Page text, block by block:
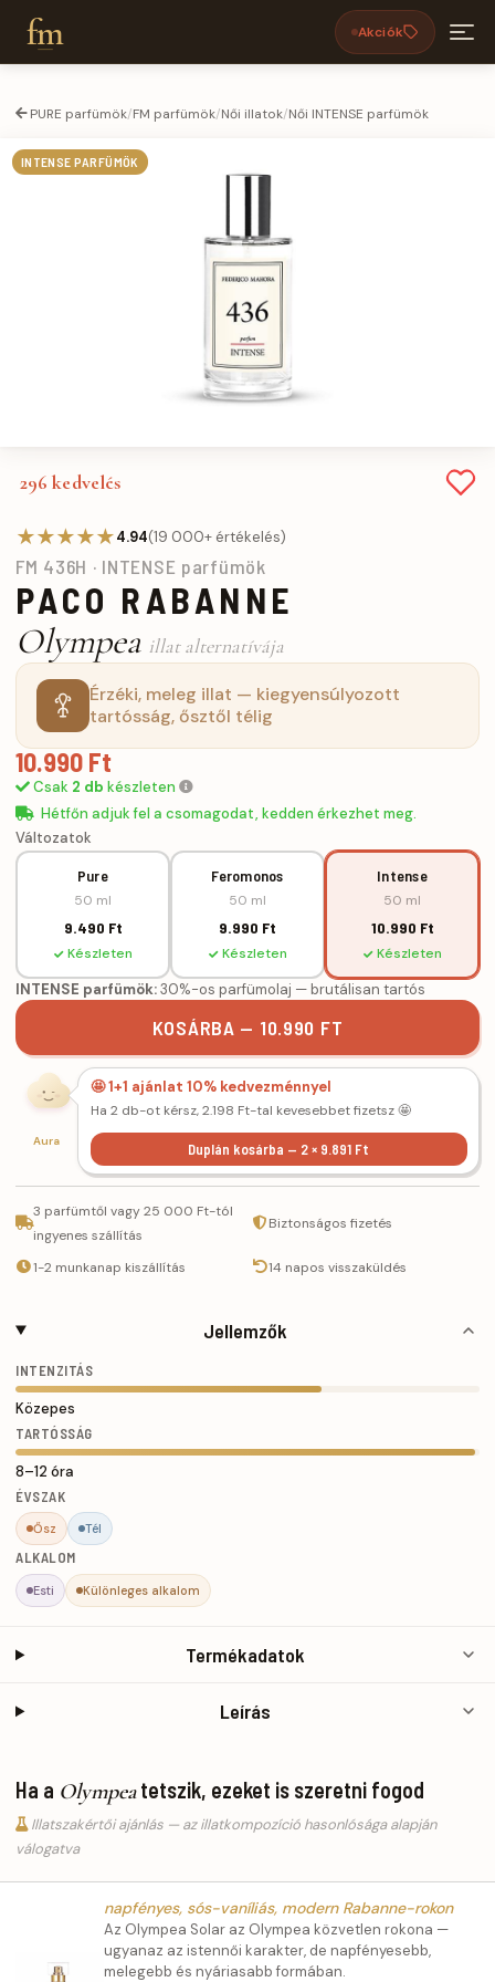
fm Akciók
PURE parfümök/FM parfümök/Női illatok/Női INTENSE parfümök
INTENSE PARFÜMÖK
296 kedvelés
★★★★★4.94(19 000+ értékelés)
FM 436H · INTENSE parfümök
PACO RABANNE
Olympea illat alternatívája
Érzéki, meleg illat — kiegyensúlyozott
tartósság, ősztől télig
10.990 Ft
Csak 2 db készleten
Hétfőn adjuk fel a csomagodat, kedden érkezhet meg.
Változatok
Pure
50 ml
9.490 Ft
Készleten
Feromonos
50 ml
9.990 Ft
Készleten
Intense
50 ml
10.990 Ft
Készleten
INTENSE parfümök:30%-os parfümolaj — brutálisan tartós
KOSÁRBA — 10.990 FT
Aura
🤩 1+1 ajánlat 10% kedvezménnyel
Ha 2 db-ot kérsz, 2.198 Ft-tal kevesebbet fizetsz 🤩
Duplán kosárba — 2 × 9.891 Ft
3 parfümtől vagy 25 000 Ft-tól
ingyenes szállítás
Biztonságos fizetés
1-2 munkanap kiszállítás 14 napos visszaküldés
Jellemzők
INTENZITÁS
Közepes
TARTÓSSÁG
8–12 óra
ÉVSZAK
Ősz Tél
ALKALOM
Esti Különleges alkalom
Termékadatok
Leírás
Ha a Olympeatetszik, ezeket is szeretni fogod
Illatszakértői ajánlás — az illatkompozíció hasonlósága alapján
válogatva
napfényes, sós-vaníliás, modern Rabanne-rokon
Az Olympea Solar az Olympea közvetlen rokona —
ugyanaz az istennői karakter, de napfényesebb,
melegebb és nyáriasabb formában.